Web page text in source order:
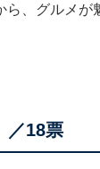
、グルメ
／18票